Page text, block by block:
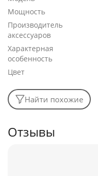
Мощность
Производитель
аксессуаров
Характерная
особенность
Цвет
Найти похожие
Отзывы